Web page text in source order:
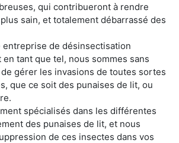
qui contribueront à rendre
sain, et totalement débarrassé des
entreprise de désinsectisation
tant que tel, nous sommes sans
gérer les invasions de toutes sortes
que ce soit des punaises de lit, ou
spécialisés dans les différentes
des punaises de lit, et nous
de ces insectes dans vos